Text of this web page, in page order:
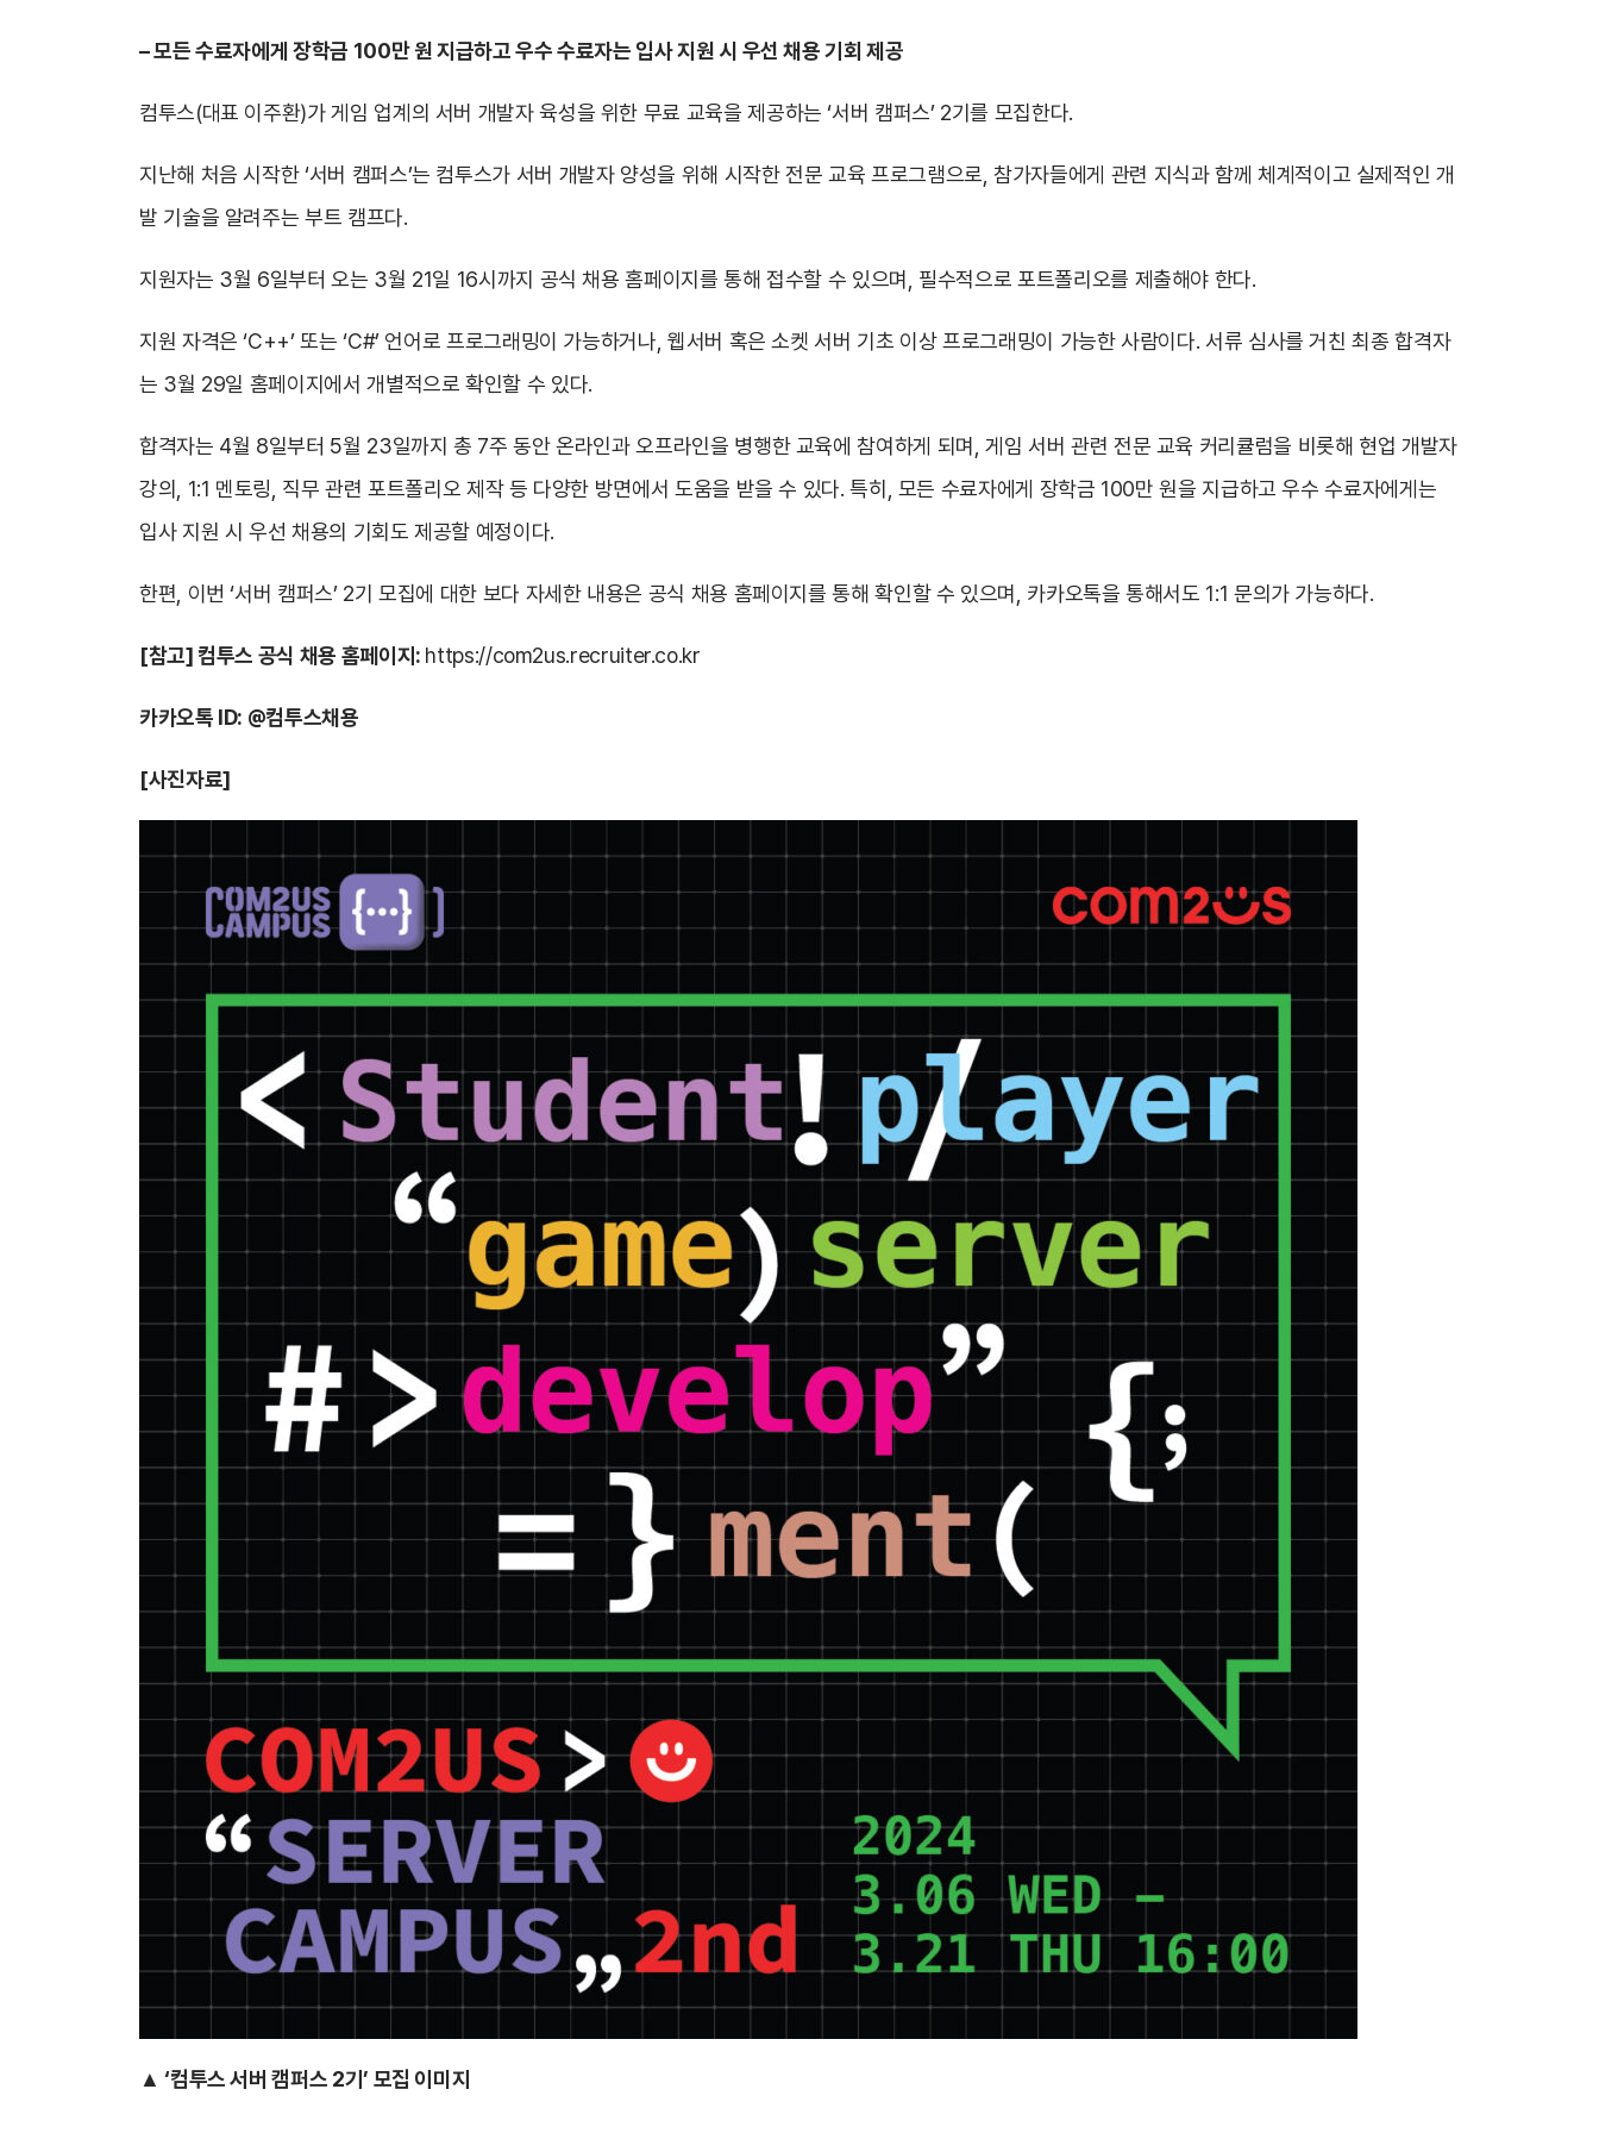
– 모든 수료자에게 장학금 100만 원 지급하고 우수 수료자는 입사 지원 시 우선 채용 기회 제공
컴투스(대표 이주환)가 게임 업계의 서버 개발자 육성을 위한 무료 교육을 제공하는 ‘서버 캠퍼스’ 2기를 모집한다.
지난해 처음 시작한 ‘서버 캠퍼스’는 컴투스가 서버 개발자 양성을 위해 시작한 전문 교육 프로그램으로, 참가자들에게 관련 지식과 함께 체계적이고 실제적인 개
발 기술을 알려주는 부트 캠프다.
지원자는 3월 6일부터 오는 3월 21일 16시까지 공식 채용 홈페이지를 통해 접수할 수 있으며, 필수적으로 포트폴리오를 제출해야 한다.
지원 자격은 ‘C++’ 또는 ‘C#’ 언어로 프로그래밍이 가능하거나, 웹서버 혹은 소켓 서버 기초 이상 프로그래밍이 가능한 사람이다. 서류 심사를 거친 최종 합격자
는 3월 29일 홈페이지에서 개별적으로 확인할 수 있다.
합격자는 4월 8일부터 5월 23일까지 총 7주 동안 온라인과 오프라인을 병행한 교육에 참여하게 되며, 게임 서버 관련 전문 교육 커리큘럼을 비롯해 현업 개발자
강의, 1:1 멘토링, 직무 관련 포트폴리오 제작 등 다양한 방면에서 도움을 받을 수 있다. 특히, 모든 수료자에게 장학금 100만 원을 지급하고 우수 수료자에게는
입사 지원 시 우선 채용의 기회도 제공할 예정이다.
한편, 이번 ‘서버 캠퍼스’ 2기 모집에 대한 보다 자세한 내용은 공식 채용 홈페이지를 통해 확인할 수 있으며, 카카오톡을 통해서도 1:1 문의가 가능하다.
[참고] 컴투스 공식 채용 홈페이지: https://com2us.recruiter.co.kr
카카오톡 ID: @컴투스채용
[사진자료]
▲ ‘컴투스 서버 캠퍼스 2기’ 모집 이미지